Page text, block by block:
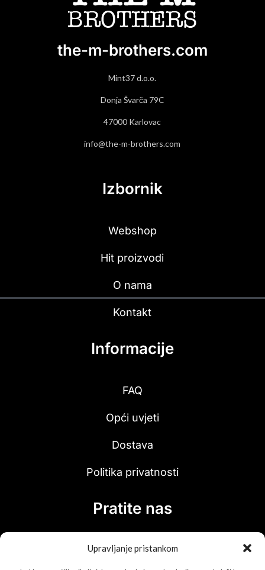
Upravljanje pristankom
the-m-brothers.com
Mint37 d.o.o.
Donja Švarča 79C
47000 Karlovac
info@the-m-brothers.com
Izbornik
Webshop
Hit proizvodi
O nama
Kontakt
Informacije
FAQ
Opći uvjeti
Dostava
Politika privatnosti
Pratite nas